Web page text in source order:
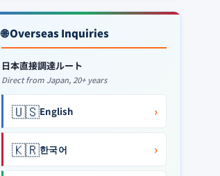
🌐 Overseas Inquiries
日本直接調達ルート
Direct from Japan, 20+ years
🇺🇸English ›
🇰🇷한국어 ›